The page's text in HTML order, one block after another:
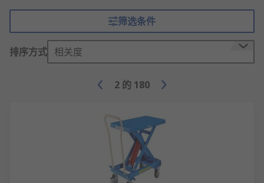
筛选条件
排序方式 相关度
2 的 180